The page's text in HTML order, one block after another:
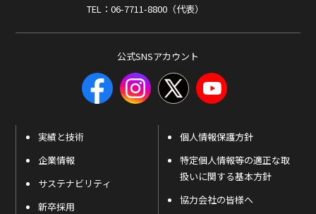
TEL：06-7711-8800（代表）
公式SNSアカウント
実績と技術
企業情報
サステナビリティ
新卒採用
個人情報保護方針
特定個人情報等の適正な取
扱いに関する基本方針
協力会社の皆様へ